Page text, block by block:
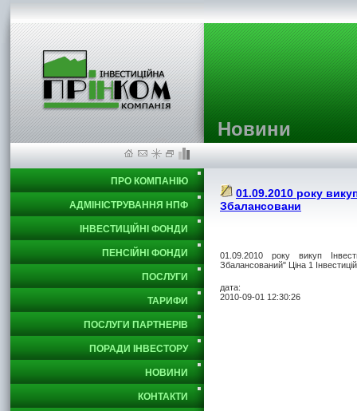
Новини
ПРО КОМПАНІЮ
АДМІНІСТРУВАННЯ НПФ
ІНВЕСТИЦІЙНІ ФОНДИ
ПЕНСІЙНІ ФОНДИ
ПОСЛУГИ
ТАРИФИ
ПОСЛУГИ ПАРТНЕРІВ
ПОРАДИ ІНВЕСТОРУ
НОВИНИ
КОНТАКТИ
01.09.2010 року
Збалансовани
01.09.2010 року викуп
Збалансований" Ціна 1
дата:
2010-09-01 12:30:26